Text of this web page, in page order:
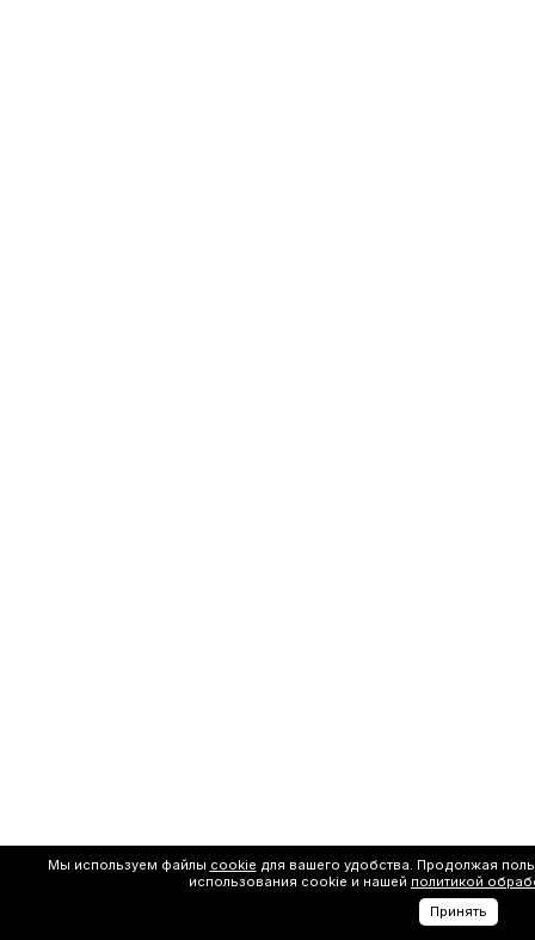
Мы используем файлы cookie для вашего удобства. Продолжая
использования cookie и нашей политикой
Принять